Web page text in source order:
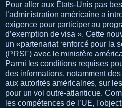
Pour aller aux États-Unis pas
l’administration américaine a
exigence pour participer au
d’exemption de visa ». Cette
un «partenariat renforcé pour la
(PRSF) avec le ministère
Parmi les conditions requises
des informations, notamment
aux autorités américaines, sur
pour un vol outre-atlantique.
les compétences de l’UE,